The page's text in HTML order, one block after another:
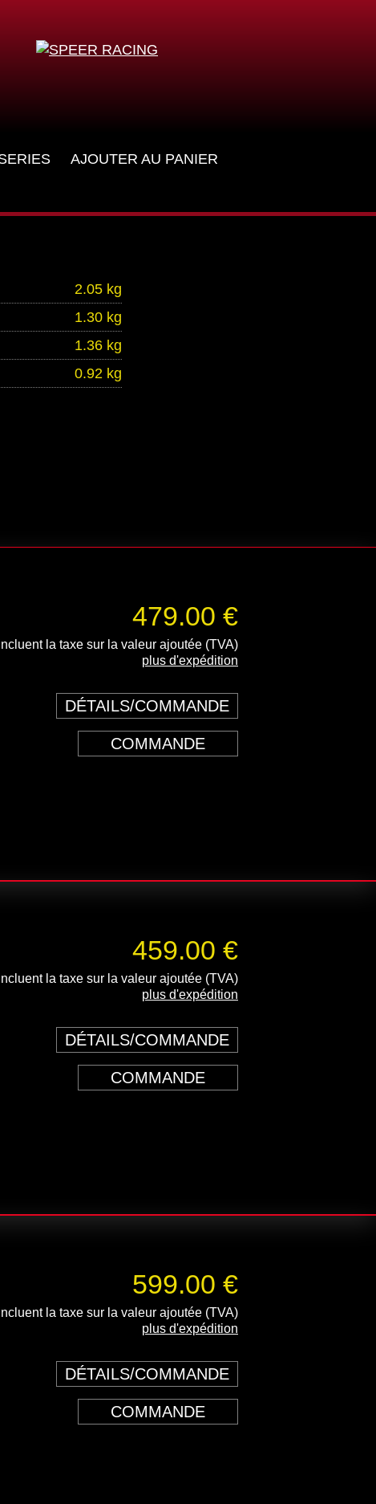
AJOUTER AU PANIER
2.05 kg
1.30 kg
1.36 kg
0.92 kg
479.00 €
la taxe sur la valeur ajoutée (TVA)
plus d'expédition
DÉTAILS/COMMANDE
COMMANDE
459.00 €
la taxe sur la valeur ajoutée (TVA)
plus d'expédition
DÉTAILS/COMMANDE
COMMANDE
599.00 €
la taxe sur la valeur ajoutée (TVA)
plus d'expédition
DÉTAILS/COMMANDE
COMMANDE